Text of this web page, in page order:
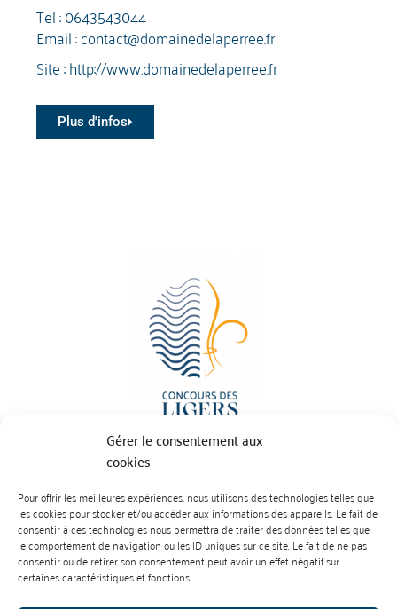
Gérer le consentement aux
cookies
Pour offrir les meilleures expériences, nous utilisons des technologies telles que
les cookies pour stocker et/ou accéder aux informations des appareils. Le fait de
consentir à ces technologies nous permettra de traiter des données telles que
le comportement de navigation ou les ID uniques sur ce site. Le fait de ne pas
consentir ou de retirer son consentement peut avoir un effet négatif sur
certaines caractéristiques et fonctions.
Tel :0643543044
Email :contact@domainedelaperree.fr
Site :http://www.domainedelaperree.fr
Plus d'infos
BP 70023 - 49610 JUIGNE SUR LOIRE
Tél :07 88 99 01 07